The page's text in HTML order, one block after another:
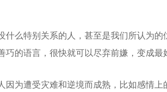
么特别关系的人，甚至是我们所认为
的语言，很快就可以尽弃前嫌，变成最
为遭受灾难和逆境而成熟，比如感情